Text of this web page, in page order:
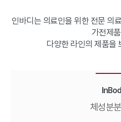
인바디는 의료인을 위한 전문 의
가전제
다양한 라인의 제품을
체성분